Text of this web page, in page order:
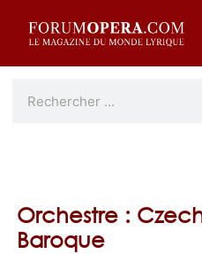
Orchestre :
Baroque